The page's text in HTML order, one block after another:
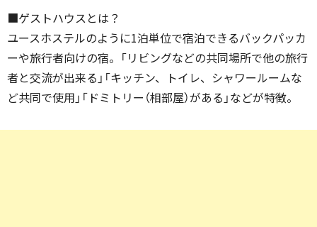
■ゲストハウスとは？
ユースホステルのように1泊単位で宿泊できるバックパッカ
ーや旅行者向けの宿。「リビングなどの共同場所で他の旅行
者と交流が出来る」「キッチン、トイレ、シャワールームな
ど共同で使用」「ドミトリー（相部屋）がある」などが特徴。